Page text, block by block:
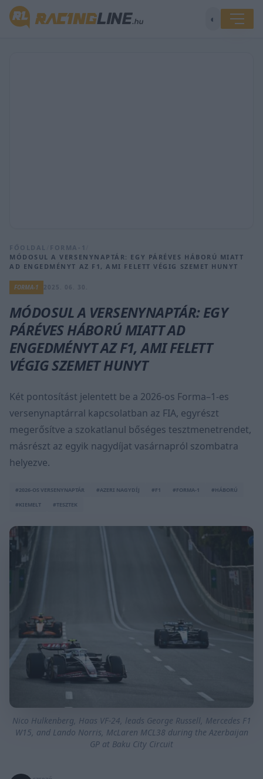
◐
FŐOLDAL FORMA-1
MÓDOSUL A VERSENYNAPTÁR: EGY PÁRÉVES HÁBORÚ MIATT
AD ENGEDMÉNYT AZ F1, AMI FELETT VÉGIG SZEMET HUNYT
FORMA-1
MÓDOSUL A VERSENYNAPTÁR: EGY
PÁRÉVES HÁBORÚ MIATT AD
ENGEDMÉNYT AZ F1, AMI FELETT
VÉGIG SZEMET HUNYT
Két pontosítást jelentett be a 2026-os Forma–1-es
versenynaptárral kapcsolatban az FIA, egyrészt
megerősítve a szokatlanul bőséges tesztmenetrendet,
másrészt az egyik nagydíjat vasárnapról szombatra
helyezve.
#2026-OS VERSENYNAPTÁR #AZERI NAGYDÍJ #F1 #FORMA-1
#HÁBORÚ
#KIEMELT
#TESZTEK
Nico Hulkenberg, Haas VF-24, leads George Russell, Mercedes F1
W15, and Lando Norris, McLaren MCL38 during the Azerbaijan
GP at Baku City Circuit